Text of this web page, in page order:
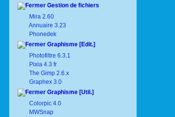
Gestion de fichiers
Mira 2.60
Annuaire 3.23
Phonedek
Graphisme [Edit.]
Photofiltre 6.3.1
Pixia 4.3 fr
The Gimp 2.6.x
Graphex 3.0
Graphisme [Util.]
Colorpic 4.0
MWSnap